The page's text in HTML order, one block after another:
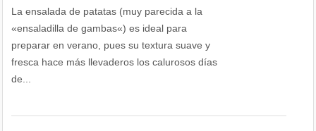
La ensalada de patatas (muy parecida a la
«ensaladilla de gambas«) es ideal para
preparar en verano, pues su textura suave y
fresca hace más llevaderos los calurosos días
de...